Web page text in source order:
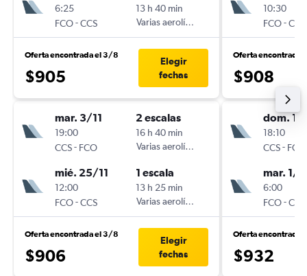
6:25
FCO-CCS
13 h 40 min
Varias aerolíneas
Oferta encontrada el 3/8
$905
Elegir
fechas
mar. 3/11
19:00
CCS- FCO
2 escalas
16 h 40 min
Varias aerolíneas
mié. 25/11
12:00
FCO-CCS
1 escala
13 h 25 min
Varias aerolíneas
Oferta encontrada el 3/8
$906
Elegir
fechas
10:30
FCO-CCS
Oferta encontrada
$908
dom. 1/
18:10
CCS- FCO
mar. 1/
6:00
FCO-CCS
Oferta encontrada
$932